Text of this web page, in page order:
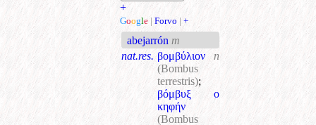
+
Google | Forvo | +
abejarrón m
nat.res. βομβύλιον
n
(Bombus
terrestris);
βόμβυξ ο
κηφήν
(Bombus